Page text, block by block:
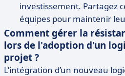
investissement. Partagez
équipes pour maintenir
Comment gérer la
lors de l'adoption d'un
projet ?
L’intégration d’un nouveau